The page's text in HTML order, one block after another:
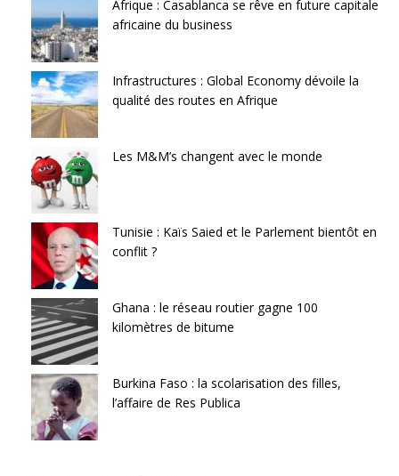
Afrique : Casablanca se rêve en future capitale
africaine du business
Infrastructures : Global Economy dévoile la
qualité des routes en Afrique
Les M&M’s changent avec le monde
Tunisie : Kaïs Saied et le Parlement bientôt en
conflit ?
Ghana : le réseau routier gagne 100
kilomètres de bitume
Burkina Faso : la scolarisation des filles,
l’affaire de Res Publica